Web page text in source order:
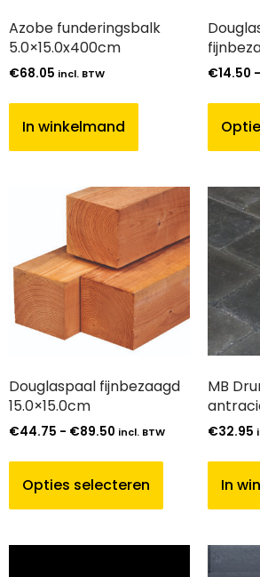
Azobe funderingsbalk
5.0×15.0x400cm
€68.05 incl. BTW
In winkelmand
€14.50 -
Douglaspaal fijnbezaagd
15.0×15.0cm
€44.75 - €89.50 incl. BTW
Opties selecteren
MB
€32.95
In